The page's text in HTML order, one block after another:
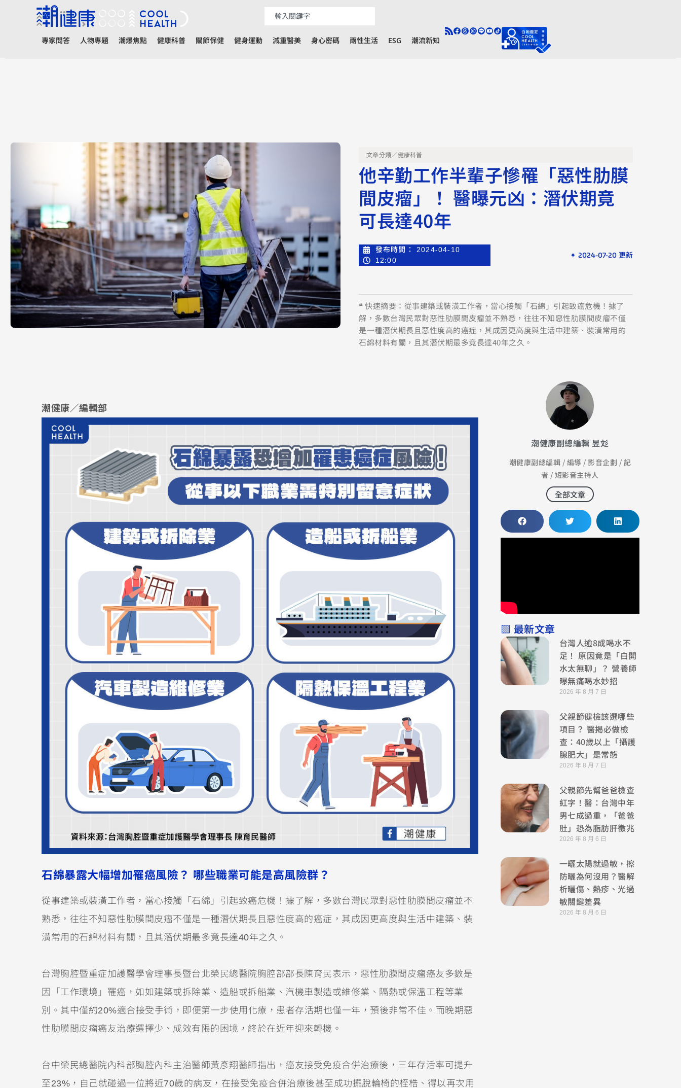
專家問答 人物專題 潮爆焦點 健康科普 關節保健 健身運動 減重醫美 身心密碼 兩性生活 ESG 潮流新知
文章分類／健康科普
他辛勤工作半輩子慘罹「惡性肋膜
間皮瘤」！ 醫曝元凶：潛伏期竟
可長達40年
發布時間：
2024-04-10
12:00
✦ 2024-07-20 更新
❝ 快速摘要：從事建築或裝潢工作者，當心接觸「石綿」引起致癌危機！據了
解，多數台灣民眾對惡性肋膜間皮瘤並不熟悉，往往不知惡性肋膜間皮瘤不僅
是一種潛伏期長且惡性度高的癌症，其成因更高度與生活中建築、裝潢常用的
石綿材料有關，且其潛伏期最多竟長達40年之久。
潮健康／編輯部
石綿暴露大幅增加罹癌風險？ 哪些職業可能是高風險群？
從事建築或裝潢工作者，當心接觸「石綿」引起致癌危機！據了解，多數台灣民眾對惡性肋膜間皮瘤並不
熟悉，往往不知惡性肋膜間皮瘤不僅是一種潛伏期長且惡性度高的癌症，其成因更高度與生活中建築、裝
潢常用的石綿材料有關，且其潛伏期最多竟長達40年之久。
台灣胸腔暨重症加護醫學會理事長暨台北榮民總醫院胸腔部部長陳育民表示，惡性肋膜間皮瘤癌友多數是
因「工作環境」罹癌，如如建築或拆除業、造船或拆船業、汽機車製造或維修業、隔熱或保溫工程等業
別。其中僅約20%適合接受手術，即便第一步使用化療，患者存活期也僅一年，預後非常不佳。而晚期惡
性肋膜間皮瘤癌友治療選擇少、成效有限的困境，終於在近年迎來轉機。
台中榮民總醫院內科部胸腔內科主治醫師黃彥翔醫師指出，癌友接受免疫合併治療後，三年存活率可提升
至23%，自己就碰過一位將近70歲的病友，在接受免疫合併治療後甚至成功擺脫輪椅的桎梏、得以再次用
潮健康副總編輯 昱彣
潮健康副總編輯 / 編導 / 影音企劃 / 記
者 / 短影音主持人
全部文章
▧ 最新文章
台灣人逾8成喝水不
足！ 原因竟是「白開
水太無聊」？ 營養師
曝無痛喝水妙招
2026 年 8 月 7 日
父親節健檢該選哪些
項目？ 醫揭必做檢
查：40歲以上「攝護
腺肥大」是常態
2026 年 8 月 7 日
父親節先幫爸爸檢查
紅字！醫：台灣中年
男七成過重，「爸爸
肚」恐為脂肪肝徵兆
2026 年 8 月 6 日
一曬太陽就過敏，擦
防曬為何沒用？醫解
析曬傷、熱疹、光過
敏關鍵差異
2026 年 8 月 6 日